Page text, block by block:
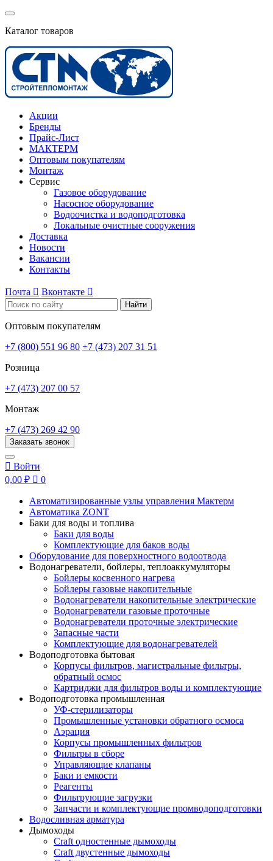
Каталог товаров
Акции
Бренды
Прайс-Лист
МАКТЕРМ
Оптовым покупателям
Монтаж
Сервис
Газовое оборудование
Насосное оборудование
Водоочистка и водоподготовка
Локальные очистные сооружения
Доставка
Новости
Вакансии
Контакты
Почта  Вконтакте 
Найти
Оптовым покупателям
+7 (800) 551 96 80 +7 (473) 207 31 51
Розница
+7 (473) 207 00 57
Монтаж
+7 (473) 269 42 90
Заказать звонок
 Войти
0,00 ₽  0
Автоматизированные узлы управления Мактерм
Автоматика ZONT
Баки для воды и топлива
Баки для воды
Комплектующие для баков воды
Оборудование для поверхностного водоотвода
Водонагреватели, бойлеры, теплоаккумуляторы
Бойлеры косвенного нагрева
Бойлеры газовые накопительные
Водонагреватели накопительные электрические
Водонагреватели газовые проточные
Водонагреватели проточные электрические
Запасные части
Комплектующие для водонагревателей
Водоподготовка бытовая
Корпусы фильтров, магистральные фильтры,
обратный осмос
Картриджи для фильтров воды и комплектующие
Водоподготовка промышленная
УФ-стерилизаторы
Промышленные установки обратного осмоса
Аэрация
Корпусы промышленных фильтров
Фильтры в сборе
Управляющие клапаны
Баки и емкости
Реагенты
Фильтрующие загрузки
Запчасти и комплектующие промводоподготовки
Водосливная арматура
Дымоходы
Craft одностенные дымоходы
Craft двустенные дымоходы